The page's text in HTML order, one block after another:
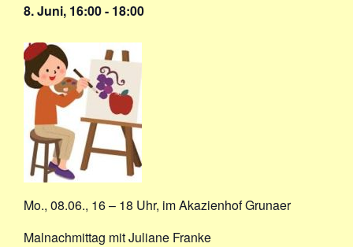
8. Juni, 16:00- 18:00
Mo., 08.06., 16 – 18 Uhr, im Akazienhof Grunaer
Malnachmittag mit Juliane Franke